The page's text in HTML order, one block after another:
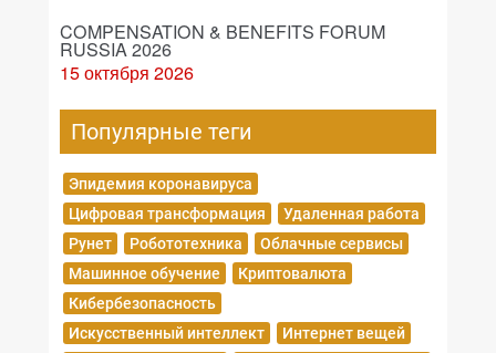
COMPENSATION & BENEFITS FORUM
RUSSIA 2026
15 октября 2026
Популярные теги
Эпидемия коронавируса
Цифровая трансформация
Удаленная работа
Рунет
Робототехника
Облачные сервисы
Машинное обучение
Криптовалюта
Кибербезопасность
Искусственный интеллект
Интернет вещей